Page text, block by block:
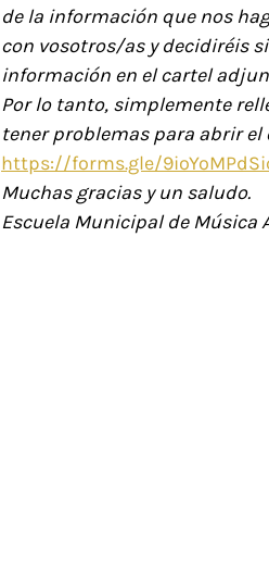
de la información que nos
con vosotros/as y decidiréis
información en el cartel
Por lo tanto, simplemente
tener problemas para abrir el
https://forms.gle/
Muchas gracias y un saludo.
Escuela Municipal de Música